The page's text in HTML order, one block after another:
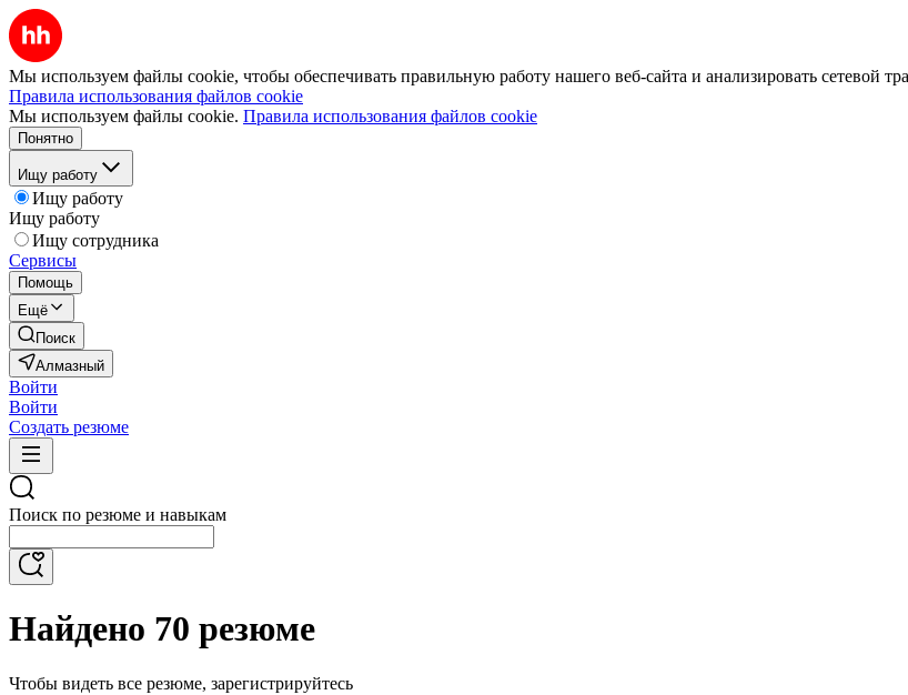
Мы используем файлы cookie, чтобы обеспечивать правильную работу нашего веб-сайта и анализировать сетевой
Правила использования файлов cookie
Мы используем файлы cookie. Правила использования файлов cookie
Понятно
Ищу работу
Ищу работу
Ищу работу
Ищу сотрудника
Сервисы
Помощь
Ещё
Поиск
Алмазный
Войти
Войти
Создать резюме
Поиск по резюме и навыкам
Найдено 70 резюме
Чтобы видеть все резюме, зарегистрируйтесь